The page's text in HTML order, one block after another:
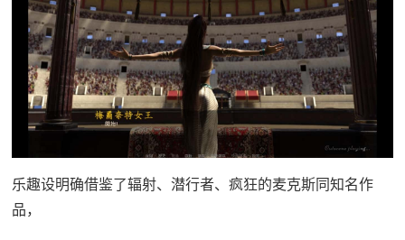
乐趣设明确借鉴了辐射、潜行者、疯狂的麦克斯同知名作
品，